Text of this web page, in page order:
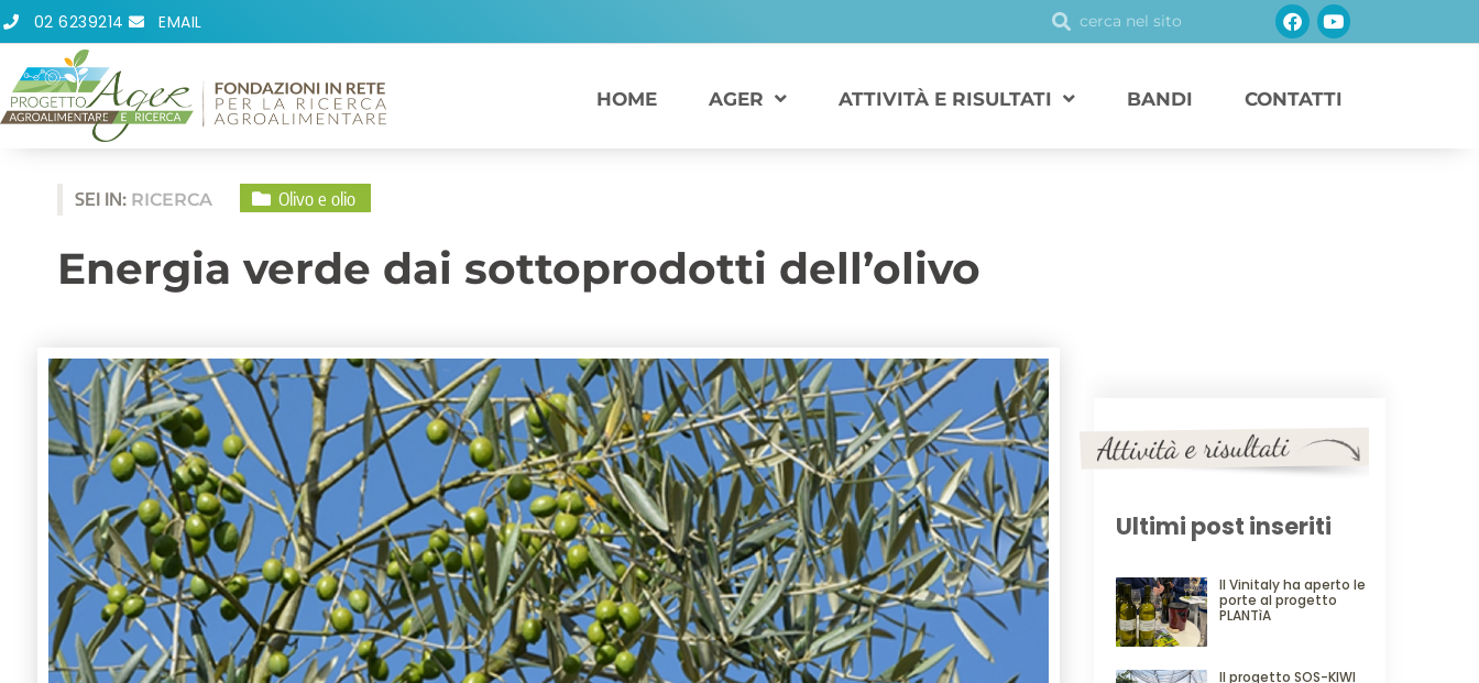
Vai
contenuto
02 6239214 EMAIL CercaCerca Facebook
Youtube
HOME AGER ATTIVITÀ E RISULTATI BANDI CONTATTI
SEI IN: RICERCA Olivo e olio
Energia verde dai sottoprodotti dell’olivo
Ultimi post inseriti
Il Vinitaly ha aperto le
porte al progetto
PLANTìA
Il progetto SOS-KIWI